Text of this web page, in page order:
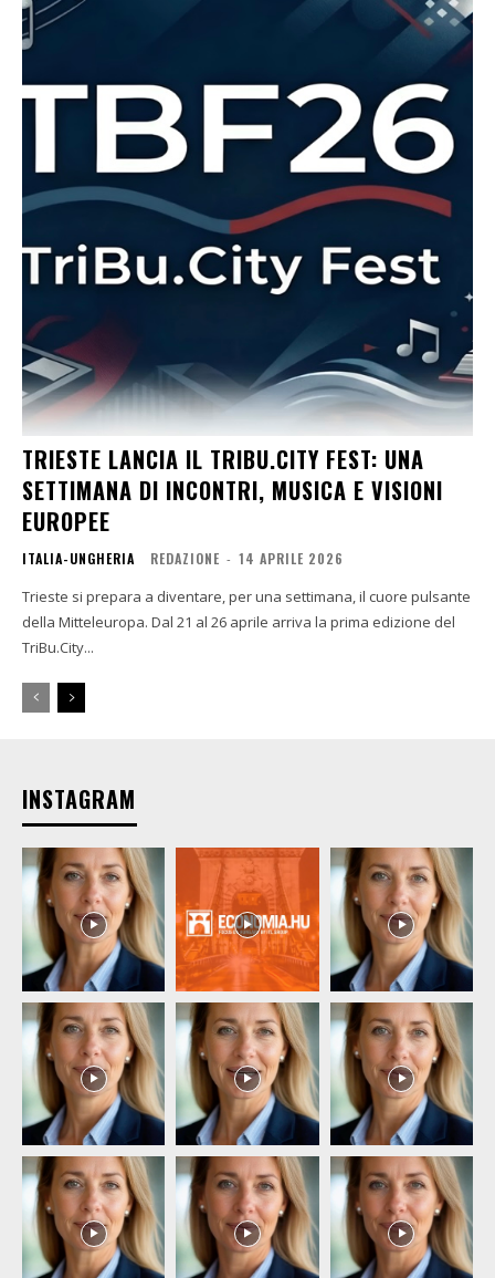
TRIESTE LANCIA IL TRIBU.CITY FEST: UNA
SETTIMANA DI INCONTRI, MUSICA E VISIONI
EUROPEE
ITALIA-UNGHERIA REDAZIONE - 14 APRILE 2026
Trieste si prepara a diventare, per una settimana, il cuore pulsante
della Mitteleuropa. Dal 21 al 26 aprile arriva la prima edizione del
TriBu.City...
INSTAGRAM